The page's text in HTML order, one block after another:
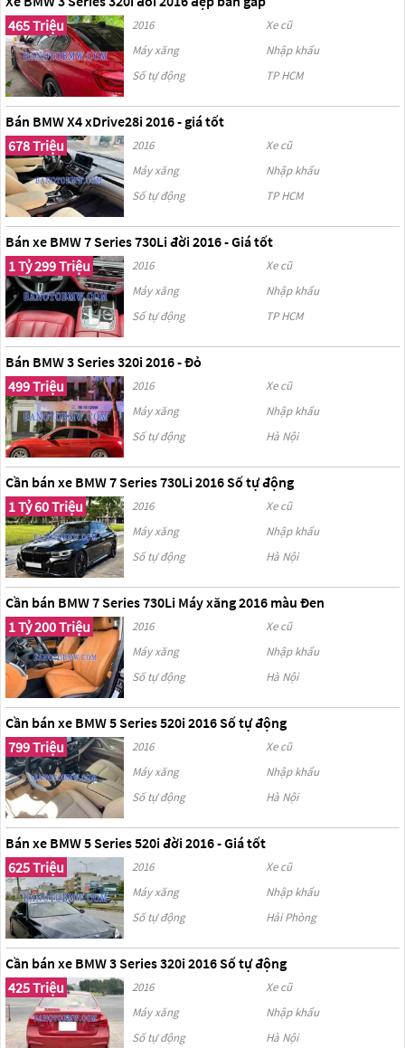
465 Triệu
2016
Xe cũ
Máy xăng
Nhập khẩu
Số tự động
TP HCM
Bán BMW X4 xDrive28i 2016 - giá tốt
678 Triệu
2016
Xe cũ
Máy xăng
Nhập khẩu
Số tự động
TP HCM
Bán xe BMW 7 Series 730Li đời 2016 - Giá tốt
1 Tỷ 299 Triệu
2016
Xe cũ
Máy xăng
Nhập khẩu
Số tự động
TP HCM
Bán BMW 3 Series 320i 2016 - Đỏ
499 Triệu
2016
Xe cũ
Máy xăng
Nhập khẩu
Số tự động
Hà Nội
Cần bán xe BMW 7 Series 730Li 2016 Số tự động
1 Tỷ 60 Triệu
2016
Xe cũ
Máy xăng
Nhập khẩu
Số tự động
Hà Nội
Cần bán BMW 7 Series 730Li Máy xăng 2016 màu Đen
1 Tỷ 200 Triệu
2016
Xe cũ
Máy xăng
Nhập khẩu
Số tự động
Hà Nội
Cần bán xe BMW 5 Series 520i 2016 Số tự động
799 Triệu
2016
Xe cũ
Máy xăng
Nhập khẩu
Số tự động
Hà Nội
Bán xe BMW 5 Series 520i đời 2016 - Giá tốt
625 Triệu
2016
Xe cũ
Máy xăng
Nhập khẩu
Số tự động
Hải Phòng
Cần bán xe BMW 3 Series 320i 2016 Số tự động
425 Triệu
2016
Xe cũ
Máy xăng
Nhập khẩu
Số tự động
Hà Nội